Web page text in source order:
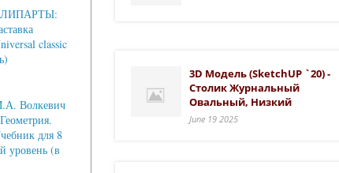
3D Модель (SketchUP `20) -
Столик Журнальный
Овальный, Низкий
June 19 2025
classic
Волкевич
для 8
уровень (в